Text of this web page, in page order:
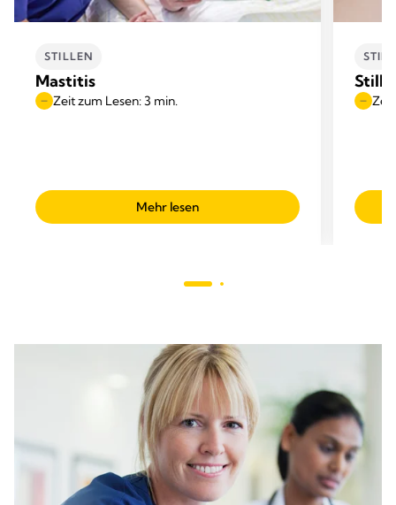
STILLEN
Mastitis
Zeit zum Lesen: 3 min.
Mehr lesen
Zeit